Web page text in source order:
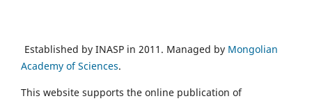
Established by INASP in 2011. Managed by Mongolian
Academy of Sciences.
This website supports the online publication of